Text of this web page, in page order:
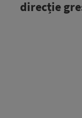
direcție